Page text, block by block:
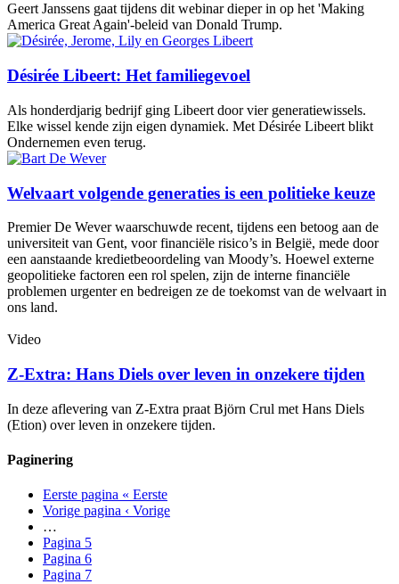
Geert Janssens gaat tijdens dit webinar dieper in op het 'Making
America Great Again'-beleid van Donald Trump.
Désirée Libeert: Het familiegevoel
Als honderdjarig bedrijf ging Libeert door vier generatiewissels.
Elke wissel kende zijn eigen dynamiek. Met Désirée Libeert blikt
Ondernemen even terug.
Welvaart volgende generaties is een politieke keuze
Premier De Wever waarschuwde recent, tijdens een betoog aan de
universiteit van Gent, voor financiële risico’s in België, mede door
een aanstaande kredietbeoordeling van Moody’s. Hoewel externe
geopolitieke factoren een rol spelen, zijn de interne financiële
problemen urgenter en bedreigen ze de toekomst van de welvaart in
ons land.
Video
Z-Extra: Hans Diels over leven in onzekere tijden
In deze aflevering van Z-Extra praat Björn Crul met Hans Diels
(Etion) over leven in onzekere tijden.
Paginering
Eerste pagina « Eerste
Vorige pagina ‹ Vorige
…
Pagina 5
Pagina 6
Pagina 7